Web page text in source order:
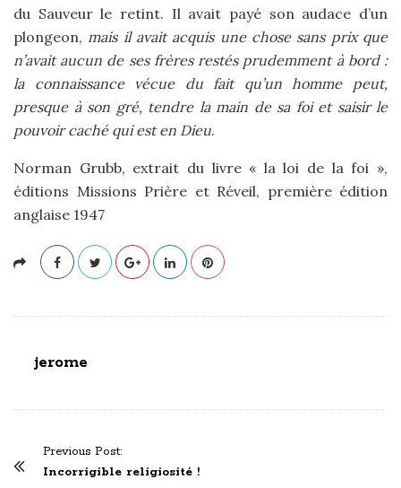
du Sauveur le retint. Il avait payé son audace d’un
plongeon,mais il avait acquis une chose sans prix que
n’avait aucun de ses frères restés prudemment à bord :
la connaissance vécue du fait qu’un homme peut,
presque à son gré, tendre la main de sa foi et saisir le
pouvoir caché qui est en Dieu.
Norman Grubb, extrait du livre « la loi de la foi »,
éditions Missions Prière et Réveil, première édition
anglaise 1947
jerome
Previous Post:
Incorrigible religiosité !